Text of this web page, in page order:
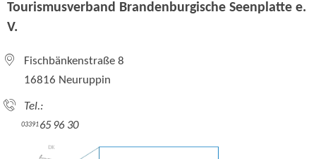
Tourismusverband Brandenburgische Seenplatte e.
V.
Fischbänkenstraße 8
16816 Neuruppin
Tel.:
0339165 96 30